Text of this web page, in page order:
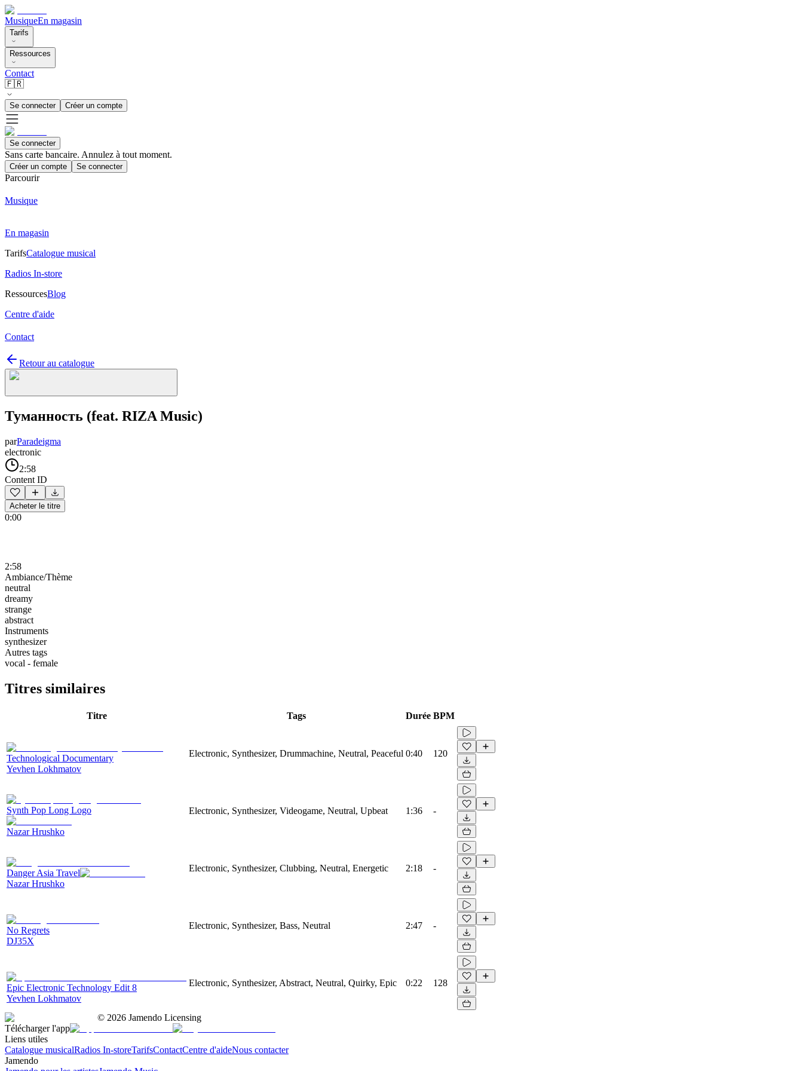
MusiqueEn magasin
Tarifs
Ressources
Contact
🇫🇷
Se connecter Créer un compte
Se connecter
Sans carte bancaire. Annulez à tout moment.
Créer un compte Se connecter
Parcourir
Musique
En magasin
TarifsCatalogue musical
Radios In-store
RessourcesBlog
Centre d'aide
Contact
Retour au catalogue
Туманность (feat. RIZA Music)
parParadeigma
electronic
2:58
Content ID
Acheter le titre
0:00
2:58
Ambiance/Thème
neutral
dreamy
strange
abstract
Instruments
synthesizer
Autres tags
vocal - female
Titres similaires
Titre Tags Durée BPM
Technological Documentary
Yevhen Lokhmatov
Electronic, Synthesizer, Drummachine, Neutral, Peaceful 0:40 120
Synth Pop Long Logo
Nazar Hrushko
Electronic, Synthesizer, Videogame, Neutral, Upbeat 1:36 -
Danger Asia Travel
Nazar Hrushko
Electronic, Synthesizer, Clubbing, Neutral, Energetic 2:18 -
No Regrets
DJ35X
Electronic, Synthesizer, Bass, Neutral 2:47 -
Epic Electronic Technology Edit 8
Yevhen Lokhmatov
Electronic, Synthesizer, Abstract, Neutral, Quirky, Epic 0:22 128
© 2026 Jamendo Licensing
Télécharger l'app
Liens utiles
Catalogue musicalRadios In-storeTarifsContactCentre d'aideNous contacter
Jamendo